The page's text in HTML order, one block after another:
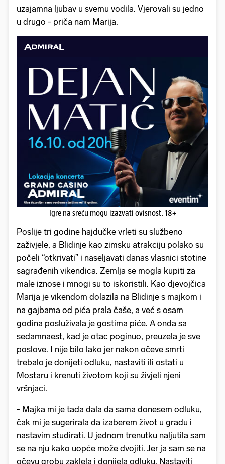
uzajamna ljubav u svemu vodila. Vjerovali su jedno
u drugo - priča nam Marija.
Igre na sreću mogu izazvati ovisnost. 18+
Poslije tri godine hajdučke vrleti su službeno
zaživjele, a Blidinje kao zimsku atrakciju polako su
počeli “otkrivati” i naseljavati danas vlasnici stotine
sagrađenih vikendica. Zemlja se mogla kupiti za
male iznose i mnogi su to iskoristili. Kao djevojčica
Marija je vikendom dolazila na Blidinje s majkom i
na gajbama od pića prala čaše, a već s osam
godina posluživala je gostima piće. A onda sa
sedamnaest, kad je otac poginuo, preuzela je sve
poslove. I nije bilo lako jer nakon očeve smrti
trebalo je donijeti odluku, nastaviti ili ostati u
Mostaru i krenuti životom koji su živjeli njeni
vršnjaci.
- Majka mi je tada dala da sama donesem odluku,
čak mi je sugerirala da izaberem život u gradu i
nastavim studirati. U jednom trenutku naljutila sam
se na nju kako uopće može dvojiti. Jer ja sam se na
očevu grobu zaklela i donijela odluku. Nastaviti